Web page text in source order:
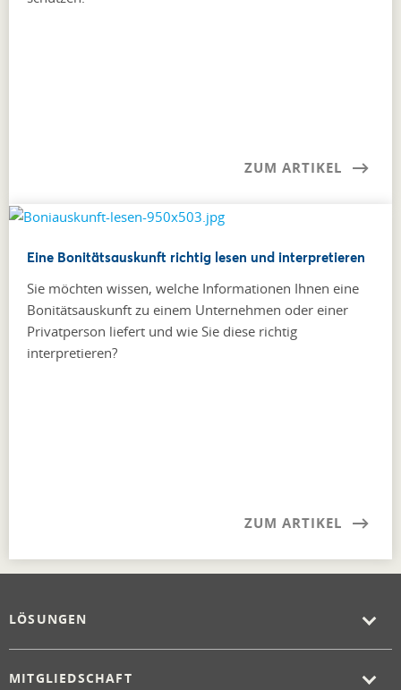
ZUM ARTIKEL
Eine Bonitätsauskunft richtig lesen und interpretieren
Sie möchten wissen, welche Informationen Ihnen eine
Bonitätsauskunft zu einem Unternehmen oder einer
Privatperson liefert und wie Sie diese richtig
interpretieren?
ZUM ARTIKEL
LÖSUNGEN
MITGLIEDSCHAFT